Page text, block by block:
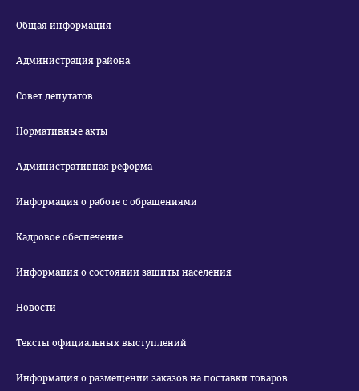
Общая информация
Администрация района
Совет депутатов
Нормативные акты
Административная реформа
Информация о работе с обращениями
Кадровое обеспечение
Информация о состоянии защиты населения
Новости
Тексты официальных выступлений
Информация о размещении заказов на поставки товаров